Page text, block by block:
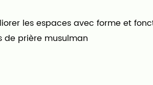
les espaces avec forme et
de prière musulman